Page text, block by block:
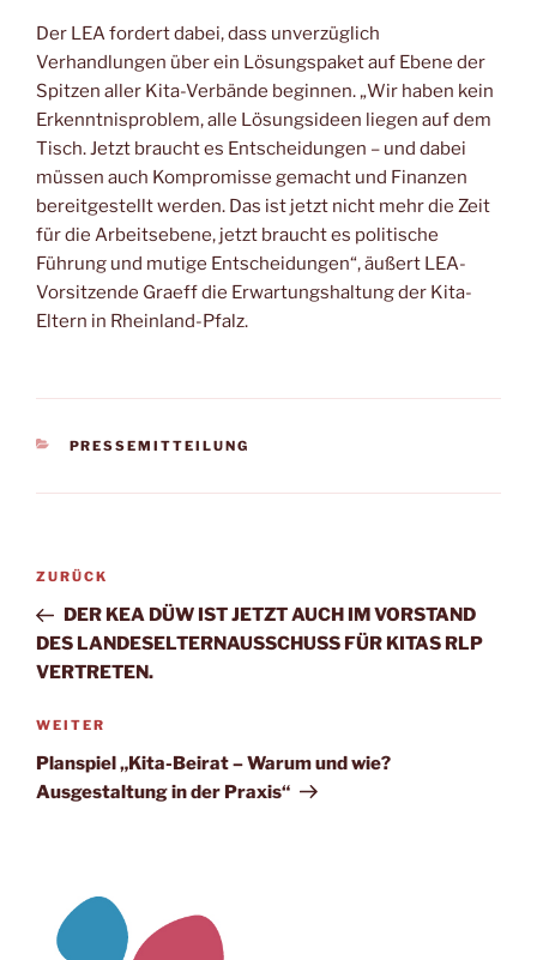
Der LEA fordert dabei, dass unverzüglich
Verhandlungen über ein Lösungspaket auf Ebene der
Spitzen aller Kita-Verbände beginnen. „Wir haben kein
Erkenntnisproblem, alle Lösungsideen liegen auf dem
Tisch. Jetzt braucht es Entscheidungen – und dabei
müssen auch Kompromisse gemacht und Finanzen
bereitgestellt werden. Das ist jetzt nicht mehr die Zeit
für die Arbeitsebene, jetzt braucht es politische
Führung und mutige Entscheidungen“, äußert LEA-
Vorsitzende Graeff die Erwartungshaltung der Kita-
Eltern in Rheinland-Pfalz.
KATEGORIEN
PRESSEMITTEILUNG
Beitragsnavigation
Vorheriger
Beitrag
ZURÜCK
DER KEA DÜW IST JETZT AUCH IM VORSTAND
DES LANDESELTERNAUSSCHUSS FÜR KITAS RLP
VERTRETEN.
Nächster
Beitrag
WEITER
Planspiel „Kita-Beirat – Warum und wie?
Ausgestaltung in der Praxis“